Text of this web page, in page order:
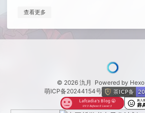
查看更多
© 2026 氿月 Powered by Hexo
萌ICP备20244154号